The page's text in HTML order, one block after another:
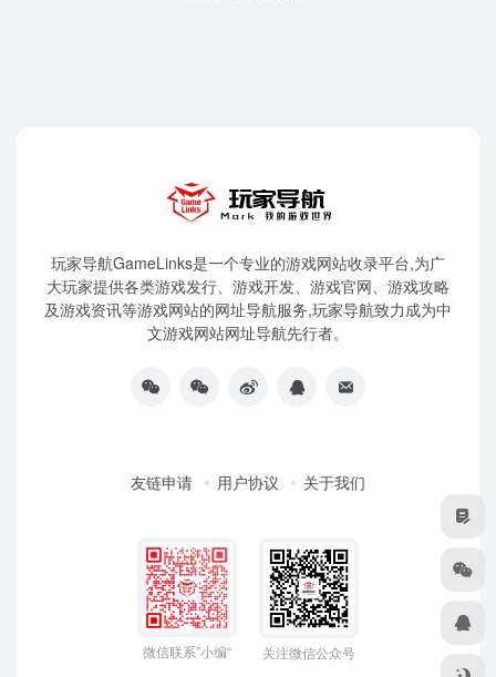
玩家导航GameLinks是一个专业的游戏网站收录平台,为广
大玩家提供各类游戏发行、游戏开发、游戏官网、游戏攻略
及游戏资讯等游戏网站的网址导航服务,玩家导航致力成为中
文游戏网站网址导航先行者。
友链申请 用户协议 关于我们
微信联系”小编“ 关注微信公众号